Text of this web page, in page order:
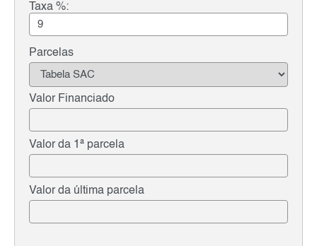
Taxa %:
Parcelas
Valor Financiado
Valor da 1ª parcela
Valor da última parcela